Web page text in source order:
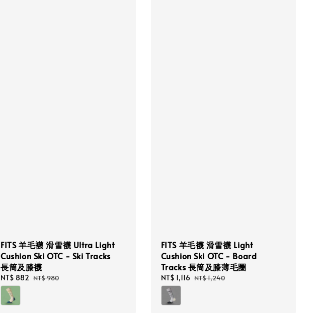
FITS 羊毛襪 滑雪襪 Ultra Light
Cushion Ski OTC - Ski Tracks
長筒及膝襪
Sale
price
NT$ 882 Regular
NT$ 980
FITS 羊毛襪 滑雪襪 Light
Cushion Ski OTC - Board
Tracks 長筒及膝薄毛圈
Sale
price
NT$ 1,116 Regular
NT$ 1,240